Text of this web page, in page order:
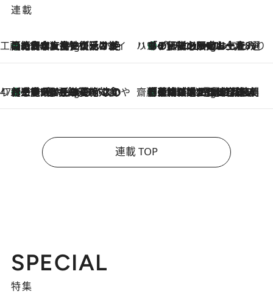
連載
工藤まやのおもてなしハワイ
11 Hours Ago
【ハワイ土産】ローカルの絶大な支持で復活！ 絶品の幻クッキー《元ファンの日本人女性が受け継いだ名店》 ハワイ賢者 リサのお気に入りリスト11 Hours Ago
あの伝説の限定トートも！ リニューアルした「ディーン＆デルーカ ハワイ」で必須のお土産8選
47都道府県の手みやげ ひんやりスイーツで夏を満喫
11 Hours Ago
【三重県】この夏絶対食べたい 冷やしておいしいおやつ3選 お餅×アイスの新感覚スイーツ 齋藤 薫 美容脳ルネサンス
11 Hours Ago
「荷物が増えるほど旅ストレスは増す」美容ジャーナリストがたどり着いた最終結論。“化粧品を劇的に減らす”感動の凝縮美容とは
連載 TOP
SPECIAL
特集